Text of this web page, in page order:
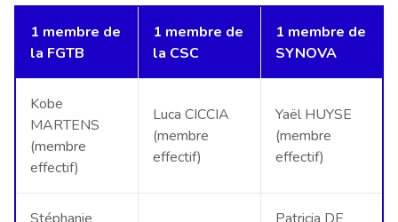
1 membre de
la FGTB
1 membre de
la CSC
1 membre de
SYNOVA
Kobe
MARTENS
(membre
effectif)
Luca CICCIA
(membre
effectif)
Yaël HUYSE
(membre
effectif)